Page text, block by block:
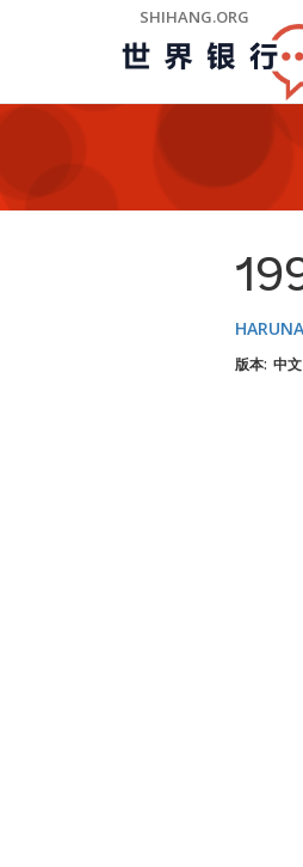
SHIHANG.ORG
版本: 中文